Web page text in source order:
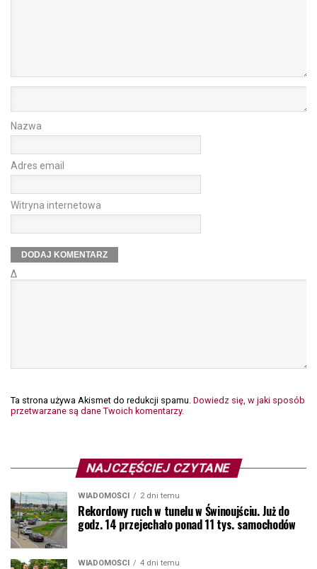
Nazwa
Adres email
Witryna internetowa
Δ
Ta strona używa Akismet do redukcji spamu. Dowiedz się, w jaki sposób
przetwarzane są dane Twoich komentarzy.
NAJCZĘŚCIEJ CZYTANE
WIADOMOŚCI 2 dni temu
Rekordowy ruch w tunelu w Świnoujściu. Już do
godz. 14 przejechało ponad 11 tys. samochodów
WIADOMOŚCI 4 dni temu